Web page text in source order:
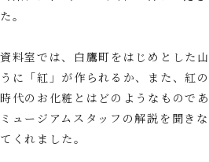
た。
資料室では、白鷹町をはじめとした
うに「紅」が作られるか、また、紅
時代のお化粧とはどのようなもので
ミュージアムスタッフの解説を聞き
てくれました。